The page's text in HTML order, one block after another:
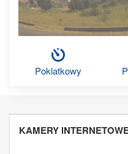
Poklatkowy
KAMERY